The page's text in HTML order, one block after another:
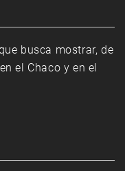
busca mostrar, de
el Chaco y en el